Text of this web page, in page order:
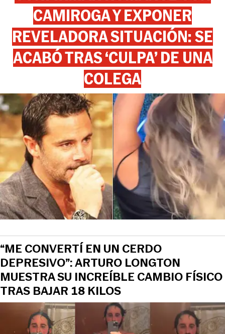
CAMIROGA Y EXPONER
REVELADORA SITUACIÓN: SE
ACABÓ TRAS ‘CULPA’ DE UNA
COLEGA
“ME CONVERTÍ EN UN CERDO
DEPRESIVO”: ARTURO LONGTON
MUESTRA SU INCREÍBLE CAMBIO FÍSICO
TRAS BAJAR 18 KILOS